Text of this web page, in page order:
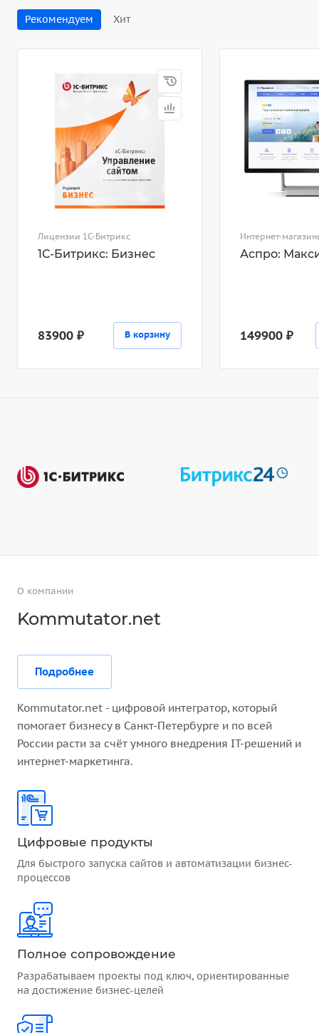
Рекомендуем Хит
Лицензии 1С-Битрикс
1С-Битрикс: Бизнес
83900 ₽ В корзину
Интернет-
Аспро:
149900 ₽
О компании
Kommutator.net
Подробнее
Kommutator.net - цифровой интегратор, который
помогает бизнесу в Санкт-Петербурге и по всей
России расти за счёт умного внедрения IT-решений и
интернет-маркетинга.
Цифровые продукты
Для быстрого запуска сайтов и автоматизации бизнес-
процессов
Полное сопровождение
Разрабатываем проекты под ключ, ориентированные
на достижение бизнес-целей